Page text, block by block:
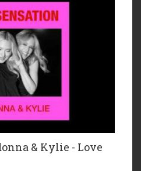
& Kylie - Love